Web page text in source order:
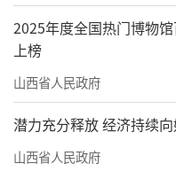
2025年度全国热门博物馆
上榜
山西省人民政府
潜力充分释放 经济持续
山西省人民政府